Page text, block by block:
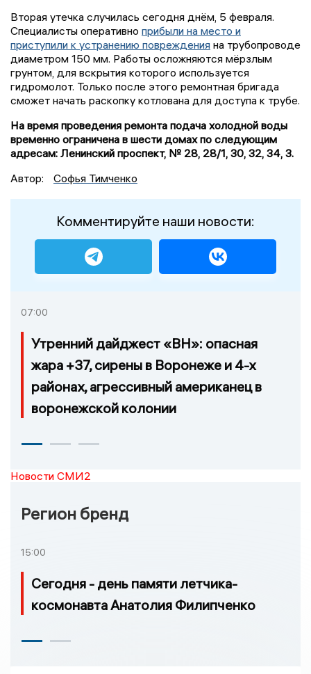
Вторая утечка случилась сегодня днём, 5 февраля.
Специалисты оперативно прибыли на место и
приступили к устранению повреждения на трубопроводе
диаметром 150 мм. Работы осложняются мёрзлым
грунтом, для вскрытия которого используется
гидромолот. Только после этого ремонтная бригада
сможет начать раскопку котлована для доступа к трубе.
На время проведения ремонта подача холодной воды
временно ограничена в шести домах по следующим
адресам: Ленинский проспект, № 28, 28/1, 30, 32, 34, 3.
Автор:
Софья Тимченко
Комментируйте наши новости:
07:00
Утренний дайджест «ВН»: опасная
жара +37, сирены в Воронеже и 4-х
районах, агрессивный американец в
воронежской колонии
Новости СМИ2
Регион бренд
15:00
Сегодня - день памяти летчика-
космонавта Анатолия Филипченко